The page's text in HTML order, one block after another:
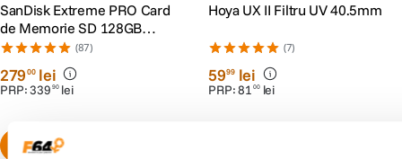
SanDisk Extreme PRO Card
de Memorie SD 128GB
SDXC UHS-I Class 10 U3 V30
+ 2 Ani RescuePRO Deluxe
(87)
27900 lei
PRP:339 90 lei
Hoya UX II Filtru UV 40.5mm
(7)
5999 lei
PRP:81 00 lei